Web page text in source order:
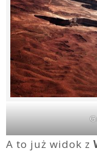
A to już widok z